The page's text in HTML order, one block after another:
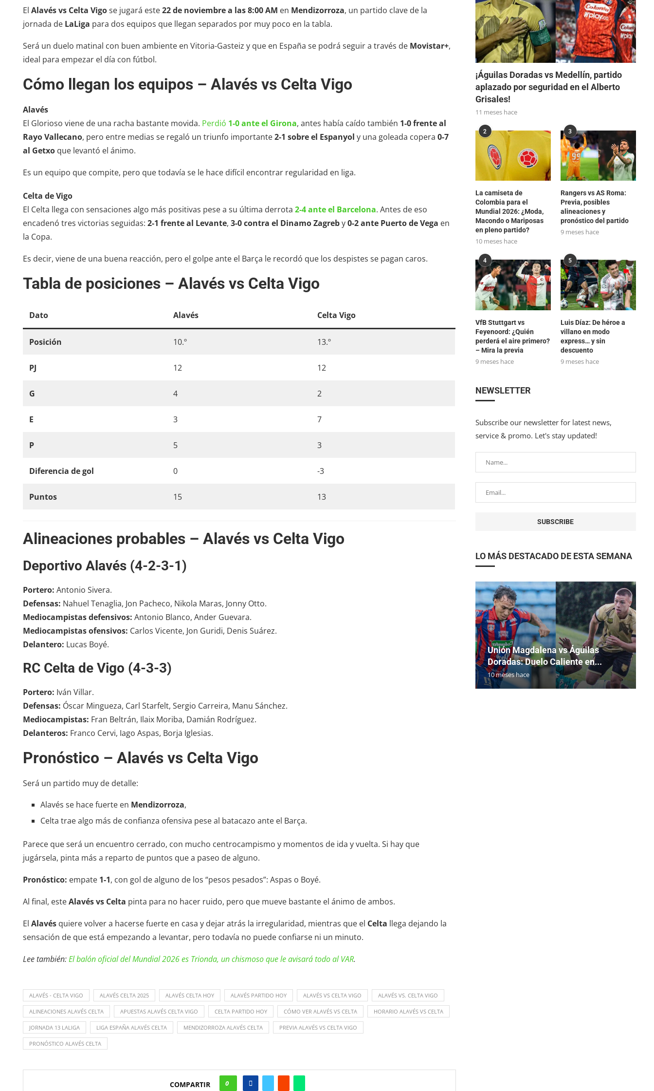
El Alavés vs Celta Vigose jugará este22 de noviembre a las 8:00 AM en Mendizorroza, un partido clave de la
jornada de LaLiga para dos equipos que llegan separados por muy poco en la tabla.
Será un duelo matinal con buen ambiente en Vitoria-Gasteiz y que en España se podrá seguir a través de Movistar+,
ideal para empezar el día con fútbol.
Cómo llegan los equipos – Alavés vs Celta Vigo
Alavés
El Glorioso viene de una racha bastante movida. Perdió 1-0 ante el Girona, antes había caído también 1-0 frente al
Rayo Vallecano, pero entre medias se regaló un triunfo importante2-1 sobre el Espanyol y una goleada copera 0-7
al Getxo que levantó el ánimo.
Es un equipo que compite, pero que todavía se le hace difícil encontrar regularidad en liga.
Celta de Vigo
El Celta llega con sensaciones algo más positivas pese a su última derrota 2-4 ante el Barcelona. Antes de eso
encadenó tres victorias seguidas: 2-1 frente al Levante, 3-0 contra el Dinamo Zagreby0-2 ante Puerto de Vega en
la Copa.
Es decir, viene de una buena reacción, pero el golpe ante el Barça le recordó que los despistes se pagan caros.
Tabla de posiciones – Alavés vs Celta Vigo
Dato Alavés Celta Vigo
Posición 10.º 13.º
PJ 12 12
G 4 2
E 3 7
P 5 3
Diferencia de gol 0 -3
Puntos 15 13
Alineaciones probables – Alavés vs Celta Vigo
Deportivo Alavés (4-2-3-1)
Portero: Antonio Sivera.
Defensas: Nahuel Tenaglia, Jon Pacheco, Nikola Maras, Jonny Otto.
Mediocampistas defensivos: Antonio Blanco, Ander Guevara.
Mediocampistas ofensivos: Carlos Vicente, Jon Guridi, Denis Suárez.
Delantero: Lucas Boyé.
RC Celta de Vigo (4-3-3)
Portero: Iván Villar.
Defensas: Óscar Mingueza, Carl Starfelt, Sergio Carreira, Manu Sánchez.
Mediocampistas: Fran Beltrán, Ilaix Moriba, Damián Rodríguez.
Delanteros: Franco Cervi, Iago Aspas, Borja Iglesias.
Pronóstico – Alavés vs Celta Vigo
Será un partido muy de detalle:
Alavés se hace fuerte en Mendizorroza,
Celta trae algo más de confianza ofensiva pese al batacazo ante el Barça.
Parece que será un encuentro cerrado, con mucho centrocampismo y momentos de ida y vuelta. Si hay que
jugársela, pinta más a reparto de puntos que a paseo de alguno.
Pronóstico: empate 1-1, con gol de alguno de los “pesos pesados”: Aspas o Boyé.
Al final, esteAlavés vs Celta pinta para no hacer ruido, pero que mueve bastante el ánimo de ambos.
El Alavés quiere volver a hacerse fuerte en casa y dejar atrás la irregularidad, mientras que el Celta llega dejando la
sensación de que está empezando a levantar, pero todavía no puede confiarse ni un minuto.
Lee también:El balón oficial del Mundial 2026 es Trionda, un chismoso que le avisará todo al VAR.
ALAVÉS - CELTA VIGO ALAVÉS CELTA 2025 ALAVÉS CELTA HOY ALAVÉS PARTIDO HOY ALAVÉS VS CELTA VIGO ALAVÉS VS. CELTA VIGO
ALINEACIONES ALAVÉS CELTA APUESTAS ALAVÉS CELTA VIGO CELTA PARTIDO HOY CÓMO VER ALAVÉS VS CELTA HORARIO ALAVÉS VS CELTA
JORNADA 13 LALIGA LIGA ESPAÑA ALAVÉS CELTA MENDIZORROZA ALAVÉS CELTA PREVIA ALAVÉS VS CELTA VIGO
PRONÓSTICO ALAVÉS CELTA
COMPARTIR 0
¡Águilas Doradas vs Medellín, partido
aplazado por seguridad en el Alberto
Grisales!
11 meses hace
2
La camiseta de
Colombia para el
Mundial 2026: ¿Moda,
Macondo o Mariposas
en pleno partido?
10 meses hace
3
Rangers vs AS Roma:
Previa, posibles
alineaciones y
pronóstico del partido
9 meses hace
4
VfB Stuttgart vs
Feyenoord: ¿Quién
perderá el aire primero?
– Mira la previa
9 meses hace
5
Luis Díaz: De héroe a
villano en modo
express… y sin
descuento
9 meses hace
NEWSLETTER
Subscribe our newsletter for latest news,
service & promo. Let's stay updated!
LO MÁS DESTACADO DE ESTA SEMANA
Unión Magdalena vs Águilas
Doradas: Duelo Caliente en...
10 meses hace